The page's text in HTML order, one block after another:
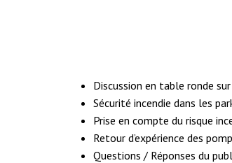
Discussion en table ronde
Sécurité incendie dans les
Prise en compte du risque
Retour d’expérience des
Questions / Réponses du